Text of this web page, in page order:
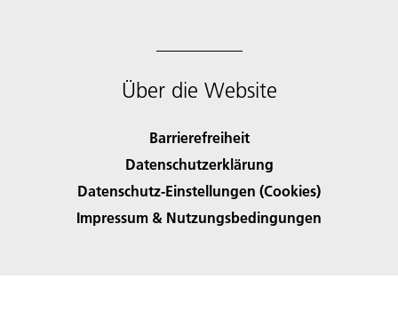
Über die Website
Barrierefreiheit
Datenschutzerklärung
Datenschutz-Einstellungen (Cookies)
Impressum & Nutzungsbedingungen